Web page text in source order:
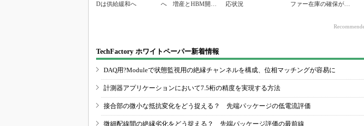
Dは供給緩和へ
へ 増産とHBM開発
応状況
ファー在庫の確保が重
TechFactory ホワイトペーパー新着情報
DAQ用?Moduleで状態監視用の絶縁チャンネルを構成、位相マッチングが容易に
計測器アプリケーションにおいて7.5桁の精度を実現する方法
接合部の微小な抵抗変化をどう捉える？ 先端パッケージの低電流評価
微細配線間の絶縁劣化をどう捉える？ 先端パッケージ評価の最前線